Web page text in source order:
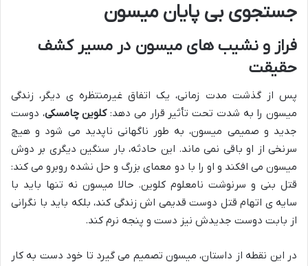
جستجوی بی پایان میسون
فراز و نشیب های میسون در مسیر کشف
حقیقت
پس از گذشت مدت زمانی، یک اتفاق غیرمنتظره ی دیگر، زندگی
میسون را به شدت تحت تأثیر قرار می دهد:کلوین چامسکی، دوست
جدید و صمیمی میسون، به طور ناگهانی ناپدید می شود و هیچ
سرنخی از او باقی نمی ماند. این حادثه، بار سنگین دیگری بر دوش
میسون می افکند و او را با دو معمای بزرگ و حل نشده روبرو می کند:
قتل بنی و سرنوشت نامعلوم کلوین. حالا میسون نه تنها باید با
سایه ی اتهام قتل دوست قدیمی اش زندگی کند، بلکه باید با نگرانی
از بابت دوست جدیدش نیز دست و پنجه نرم کند.
در این نقطه از داستان، میسون تصمیم می گیرد تا خود دست به کار